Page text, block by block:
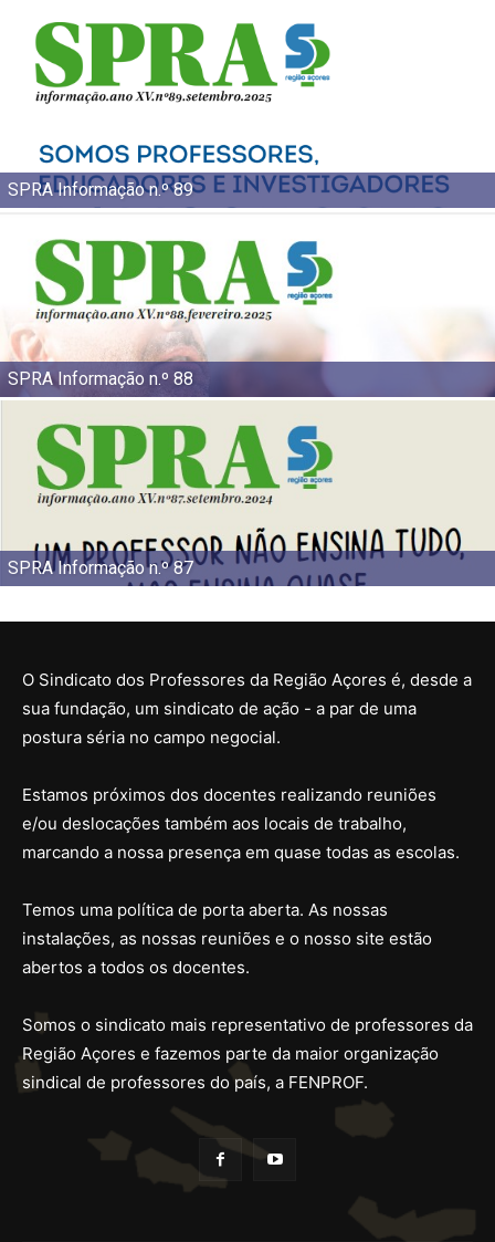
SPRA Informação n.º 89
SPRA Informação n.º 88
SPRA Informação n.º 87
O Sindicato dos Professores da Região Açores é, desde a
sua fundação, um sindicato de ação - a par de uma
postura séria no campo negocial.
Estamos próximos dos docentes realizando reuniões
e/ou deslocações também aos locais de trabalho,
marcando a nossa presença em quase todas as escolas.
Temos uma política de porta aberta. As nossas
instalações, as nossas reuniões e o nosso site estão
abertos a todos os docentes.
Somos o sindicato mais representativo de professores da
Região Açores e fazemos parte da maior organização
sindical de professores do país, a FENPROF.